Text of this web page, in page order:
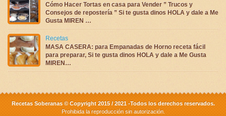
Cómo Hacer Tortas en casa para Vender ” Trucos y
Consejos de repostería ” Si te gusta dinos HOLA y dale a Me
Gusta MIREN …
Recetas
MASA CASERA: para Empanadas de Horno receta fácil
para preparar, Si te gusta dinos HOLA y dale a Me Gusta
MIREN…
Recetas Soberanas © Copyright 2015 / 2021 -Todos los derechos reservados.
Prohibida la reproducción sin autorización.